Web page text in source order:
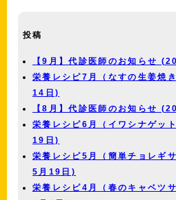
投稿
【9月】代診医師のお知らせ
栄養レシピ7月（なすの生姜焼
14日)
【8月】代診医師のお知らせ
栄養レシピ6月（イワシナゲッ
19日)
栄養レシピ5月（簡単チョレギ
5月19日)
栄養レシピ4月（春のキャベツ